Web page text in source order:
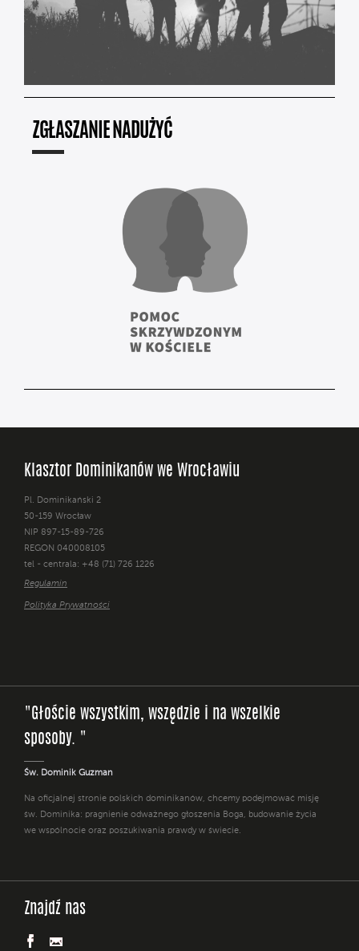
ZGŁASZANIE NADUŻYĆ
Klasztor Dominikanów we Wrocławiu
Pl. Dominikański 2
50-159 Wrocław
NIP 897-15-89-726
REGON 040008105
tel - centrala: +48 (71) 726 1226
Regulamin
Polityka Prywatności
"Głoście wszystkim, wszędzie i na wszelkie
sposoby. "
Św. Dominik Guzman
Na oficjalnej stronie polskich dominikanów, chcemy podejmować misję
św. Dominika: pragnienie odważnego głoszenia Boga, budowanie życia
we wspólnocie oraz poszukiwania prawdy w świecie.
Znajdź nas